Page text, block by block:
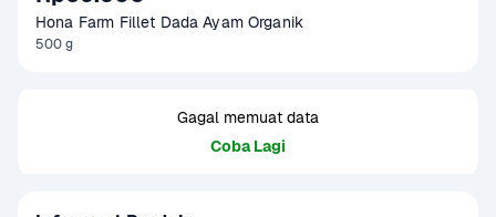
Hona Farm Fillet Dada Ayam Organik
500 g
Gagal memuat data
Coba Lagi